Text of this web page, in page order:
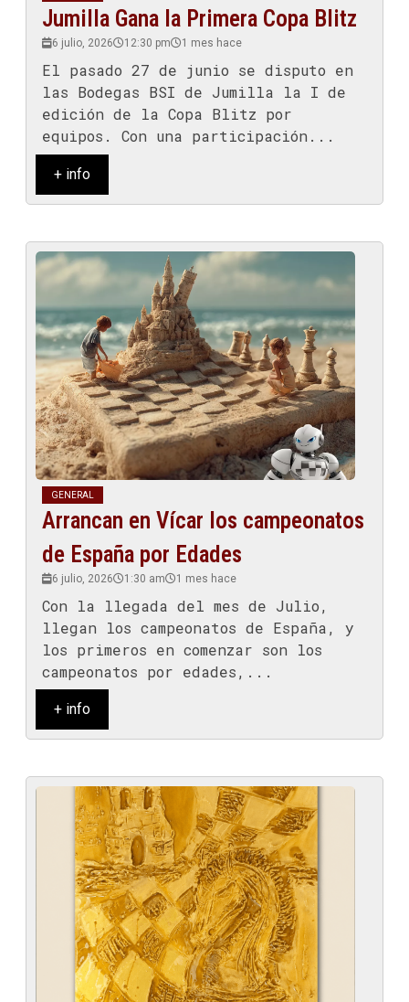
Jumilla Gana la Primera Copa Blitz
6 julio, 2026 12:30 pm 1 mes hace
El pasado 27 de junio se disputo en
las Bodegas BSI de Jumilla la I de
edición de la Copa Blitz por
equipos. Con una participación...
+ info
GENERAL
Arrancan en Vícar los campeonatos
de España por Edades
6 julio, 2026 1:30 am 1 mes hace
Con la llegada del mes de Julio,
llegan los campeonatos de España, y
los primeros en comenzar son los
campeonatos por edades,...
+ info